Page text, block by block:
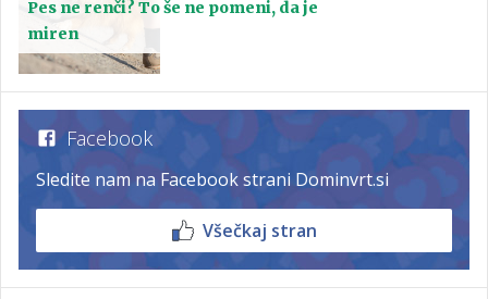
Pes ne renči? To še ne pomeni, da je
miren
Facebook
Sledite nam na Facebook strani Dominvrt.si
Všečkaj stran